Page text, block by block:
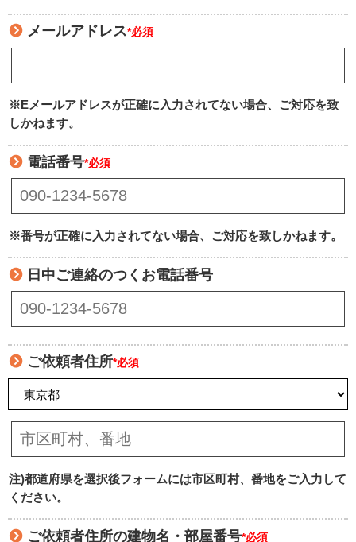
メールアドレス*必須
※Eメールアドレスが正確に入力されてない場合、ご対応を致
しかねます。
電話番号*必須
※番号が正確に入力されてない場合、ご対応を致しかねます。
日中ご連絡のつくお電話番号
ご依頼者住所*必須
注)都道府県を選択後フォームには市区町村、番地をご入力して
ください。
ご依頼者住所の建物名・部屋番号*必須